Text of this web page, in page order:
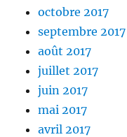
octobre 2017
septembre 2017
août 2017
juillet 2017
juin 2017
mai 2017
avril 2017